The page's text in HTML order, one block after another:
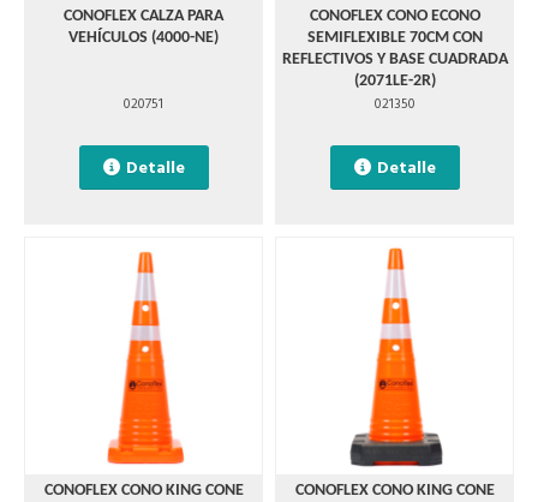
CONOFLEX CALZA PARA
VEHÍCULOS (4000-NE)
020751
Detalle
CONOFLEX CONO ECONO
SEMIFLEXIBLE 70CM CON
REFLECTIVOS Y BASE CUADRADA
(2071LE-2R)
021350
Detalle
CONOFLEX CONO KING CONE
CONOFLEX CONO KING CONE